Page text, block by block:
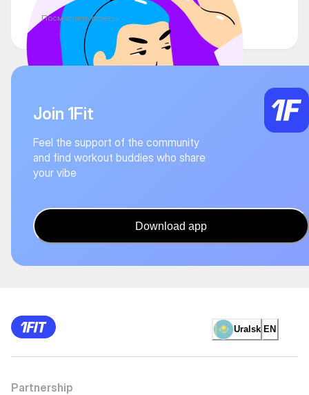
Посмотреть ответы
Join 1Fit
Feel the support of the community
and find workout buddies who share
your vibe
Download app
Uralsk EN
Partnership